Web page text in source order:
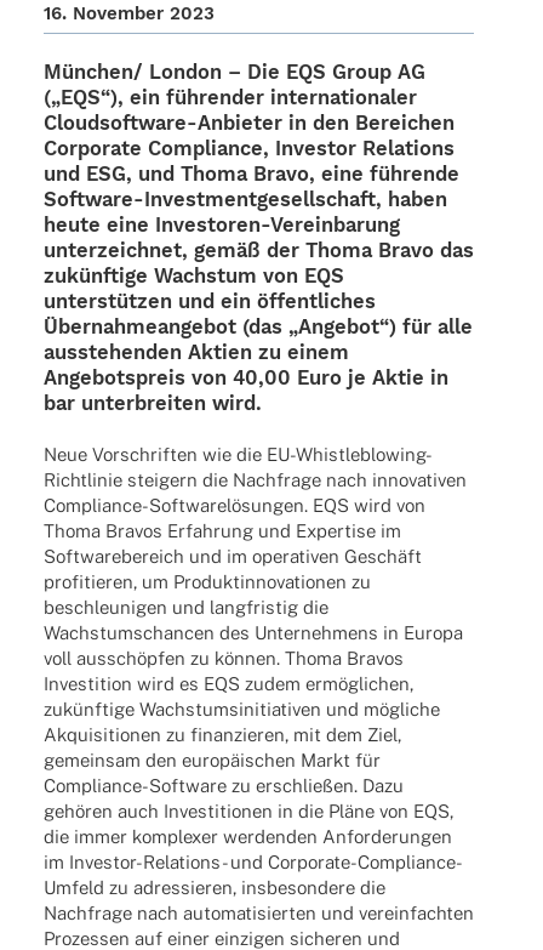
16. Novem­ber 2023
München/ London – Die EQS Group AG
(„EQS“), ein führen­der inter­na­tio­na­ler
Clou­d­­sof­t­­ware-Anbie­­ter in den Berei­chen
Corpo­rate Compli­ance, Inves­tor Rela­ti­ons
und ESG, und Thoma Bravo, eine führende
Soft­­ware-Inves­t­­men­t­­ge­­sel­l­­schaft, haben
heute eine Inves­­to­­ren-Verein­­ba­rung
unter­zeich­net, gemäß der Thoma Bravo das
zukünf­tige Wachs­tum von EQS
unter­stüt­zen und ein öffent­li­ches
Über­nah­me­an­ge­bot (das „Ange­bot“) für alle
ausste­hen­den Aktien zu einem
Ange­bots­preis von 40,00 Euro je Aktie in
bar unter­brei­ten wird.
Neue Vorschrif­ten wie die EU-Whis­t­­le­­b­­lo­­wing-
Rich­t­­li­­nie stei­gern die Nach­frage nach inno­va­ti­ven
Compli­­ance-Soft­­wa­re­­lö­­sun­­gen. EQS wird von
Thoma Bravos Erfah­rung und Exper­tise im
Soft­ware­be­reich und im opera­ti­ven Geschäft
profi­tie­ren, um Produkt­in­no­va­tio­nen zu
beschleu­ni­gen und lang­fris­tig die
Wachs­tums­chan­cen des Unter­neh­mens in Europa
voll ausschöp­fen zu können. Thoma Bravos
Inves­ti­tion wird es EQS zudem ermög­li­chen,
zukünf­tige Wachs­tums­in­itia­ti­ven und mögli­che
Akqui­si­tio­nen zu finan­zie­ren, mit dem Ziel,
gemein­sam den euro­päi­schen Markt für
Compli­­ance-Soft­­ware zu erschlie­ßen. Dazu
gehö­ren auch Inves­ti­tio­nen in die Pläne von EQS,
die immer komple­xer werden­den Anfor­de­run­gen
im Inves­­tor-Rela­­ti­ons- und Corpo­rate-Compli­­ance-
Umfeld zu adres­sie­ren, insbe­son­dere die
Nach­frage nach auto­ma­ti­sier­ten und verein­fach­ten
Prozes­sen auf einer einzi­gen siche­ren und